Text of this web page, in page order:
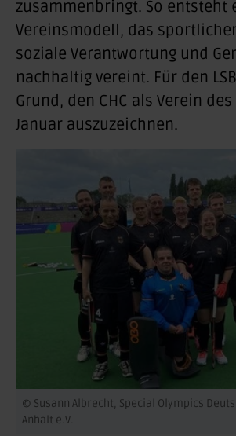
zusammenbringt. So entsteht
Vereinsmodell, das
soziale Verantwortung und
nachhaltig vereint. Für den
Grund, den CHC als Verein
Januar auszuzeichnen.
© Susann Albrecht, Special Olympics
Anhalt e.V.